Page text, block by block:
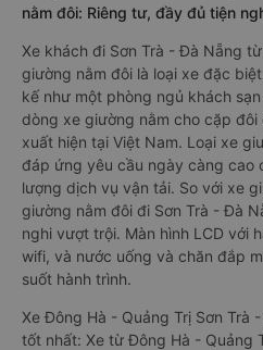
nằm đôi: Riêng tư, đầy đủ tiện
Xe khách đi Sơn Trà - Đà Nẵng
giường nằm đôi là loại xe đặc
kế như một phòng ngủ khách
dòng xe giường nằm cho cặp
xuất hiện tại Việt Nam. Loại xe
đáp ứng yêu cầu ngày càng cao
lượng dịch vụ vận tải. So với xe
giường nằm đôi đi Sơn Trà - Đà
nghi vượt trội. Màn hình LCD với
wifi, và nước uống và chăn đắp
suốt hành trình.
Xe Đông Hà - Quảng Trị Sơn Trà
tốt nhất: Xe từ Đông Hà - Quảng